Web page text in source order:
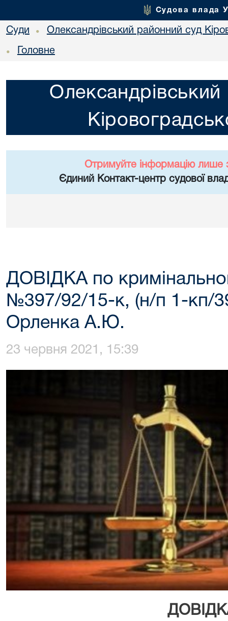
Судова влада
Суди • Олександрівський районний суд
• Головне
Отримуйте інформацію лише
Єдиний Контакт-центр судової
ДОВІДКА по
№397/92/15-к, (н/п 1-кп/
Орленка А.Ю.
23 червня 2021, 15:39